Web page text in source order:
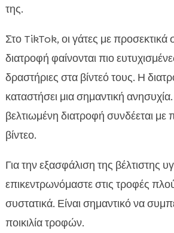
της.
Στο TikTok, οι γάτες με προσεκτικά
διατροφή φαίνονται πιο
δραστήριες στα βίντεό τους. Η
καταστήσει μια σημαντική
βελτιωμένη διατροφή συνδέεται με
βίντεο.
Για την εξασφάλιση της βέλτιστης
επικεντρωνόμαστε στις τροφές
συστατικά. Είναι σημαντικό να
ποικιλία τροφών.